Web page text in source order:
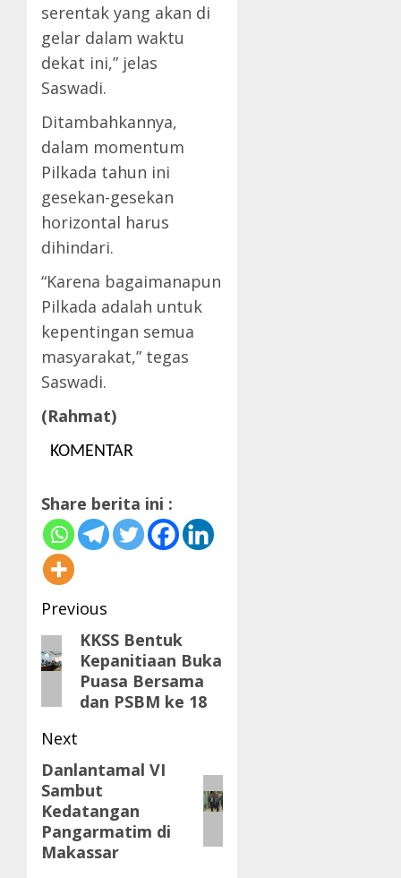
serentak yang akan di
gelar dalam waktu
dekat ini,” jelas
Saswadi.
Ditambahkannya,
dalam momentum
Pilkada tahun ini
gesekan-gesekan
horizontal harus
dihindari.
“Karena bagaimanapun
Pilkada adalah untuk
kepentingan semua
masyarakat,” tegas
Saswadi.
(Rahmat)
KOMENTAR
Share berita ini :
Post
navigation
Previous
Previous
post:
KKSS Bentuk
Kepanitiaan Buka
Puasa Bersama
dan PSBM ke 18
Next
Next
post:
Danlantamal VI
Sambut
Kedatangan
Pangarmatim di
Makassar